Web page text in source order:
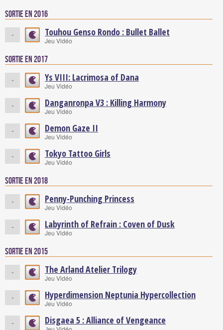
Sortie en 2016
- Touhou Genso Rondo : Bullet Ballet
Jeu Vidéo
Sortie en 2017
- Ys VIII: Lacrimosa of Dana
Jeu Vidéo
- Danganronpa V3 : Killing Harmony
Jeu Vidéo
- Demon Gaze II
Jeu Vidéo
- Tokyo Tattoo Girls
Jeu Vidéo
Sortie en 2018
- Penny-Punching Princess
Jeu Vidéo
- Labyrinth of Refrain : Coven of Dusk
Jeu Vidéo
Sortie en 2015
- The Arland Atelier Trilogy
Jeu Vidéo
- Hyperdimension Neptunia Hypercollection
Jeu Vidéo
- Disgaea 5 : Alliance of Vengeance